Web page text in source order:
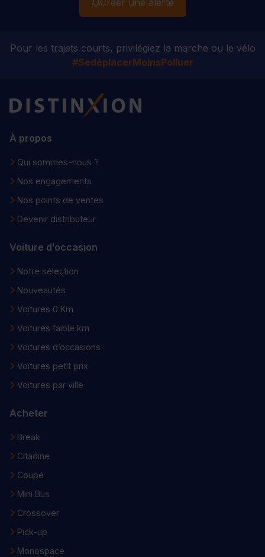
Créer une alerte
Pour les trajets courts, privilégiez la marche ou le vélo
#SedéplacerMoinsPolluer
Distinxion
À propos
Qui sommes-nous ?
Nos engagements
Nos points de ventes
Devenir distributeur
Voiture d’occasion
Notre sélection
Nouveautés
Voitures 0 Km
Voitures faible km
Voitures d’occasions
Voitures petit prix
Voitures par ville
Acheter
Break
Citadine
Coupé
Mini Bus
Crossover
Pick-up
Monospace